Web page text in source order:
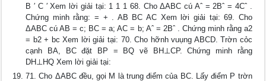
B ′ C ′ Xem lời giải tại: 1 1 1 68. Cho ΔABC cú Aˆ = 2Bˆ = 4Cˆ .
Chứng minh rằng: = + . AB BC AC Xem lời giải tại: 69. Cho
ΔABC cú AB = c; BC = a; AC = b; Aˆ = 2Bˆ . Chứng minh rằng a2
= b2 + bc Xem lời giải tại: 70. Cho hỡnh vuụng ABCD. Trờn cỏc
cạnh BA, BC đặt BP = BQ vẽ BH⊥CP. Chứng minh rằng
DH⊥HQ Xem lời giải tại:
71. Cho ΔABC đều, gọi M là trung điểm của BC. Lấy điểm P trờn